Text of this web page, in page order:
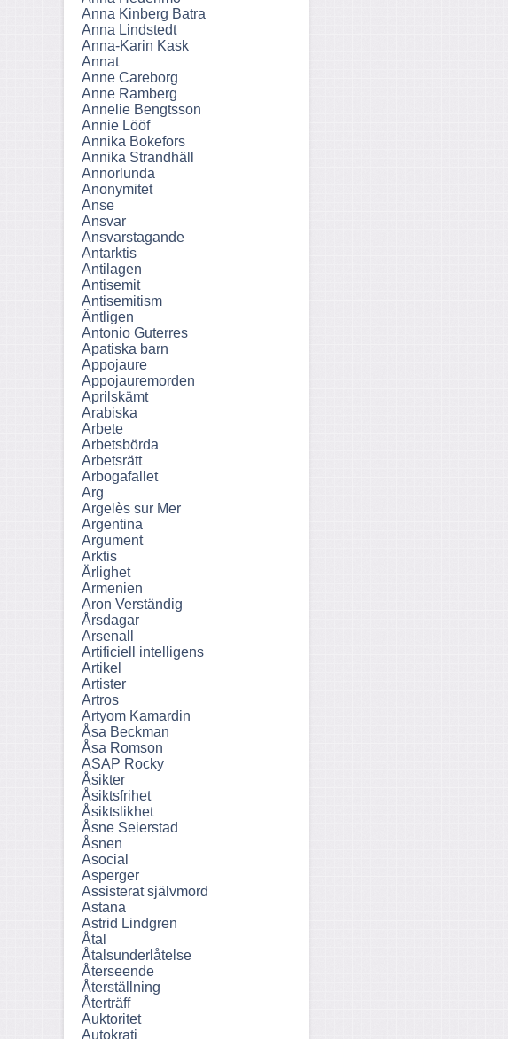
Anna Kinberg Batra
Anna Lindstedt
Anna-Karin Kask
Annat
Anne Careborg
Anne Ramberg
Annelie Bengtsson
Annie Lööf
Annika Bokefors
Annika Strandhäll
Annorlunda
Anonymitet
Anse
Ansvar
Ansvarstagande
Antarktis
Antilagen
Antisemit
Antisemitism
Äntligen
Antonio Guterres
Apatiska barn
Appojaure
Appojauremorden
Aprilskämt
Arabiska
Arbete
Arbetsbörda
Arbetsrätt
Arbogafallet
Arg
Argelès sur Mer
Argentina
Argument
Arktis
Ärlighet
Armenien
Aron Verständig
Årsdagar
Arsenall
Artificiell intelligens
Artikel
Artister
Artros
Artyom Kamardin
Åsa Beckman
Åsa Romson
ASAP Rocky
Åsikter
Åsiktsfrihet
Åsiktslikhet
Åsne Seierstad
Åsnen
Asocial
Asperger
Assisterat självmord
Astana
Astrid Lindgren
Åtal
Åtalsunderlåtelse
Återseende
Återställning
Återträff
Auktoritet
Autokrati